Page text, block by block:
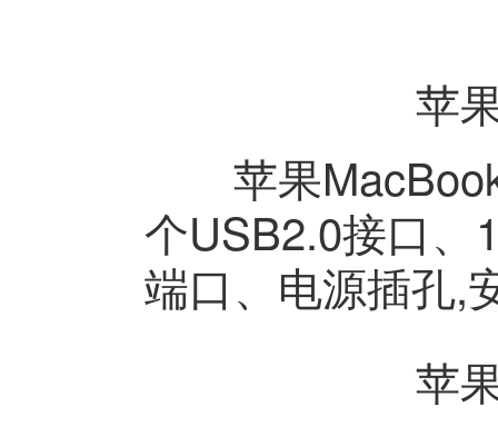
苹
苹果MacBook
个USB2.0接口、
端口、电源插孔,
苹